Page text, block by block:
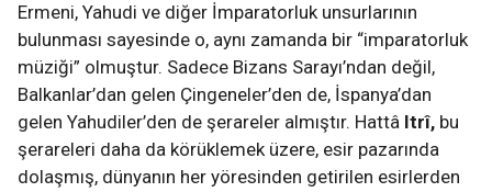
Ermeni, Yahudi ve diğer İmparatorluk unsurlarının
bulunması sayesinde o, aynı zamanda bir “imparatorluk
müziği” olmuştur. Sadece Bizans Sarayı’ndan değil,
Balkanlar’dan gelen Çingeneler’den de, İspanya’dan
gelen Yahudiler’den de şerareler almıştır. Hattâ Itrî, bu
şerareleri daha da körüklemek üzere, esir pazarında
dolaşmış, dünyanın her yöresinden getirilen esirlerden